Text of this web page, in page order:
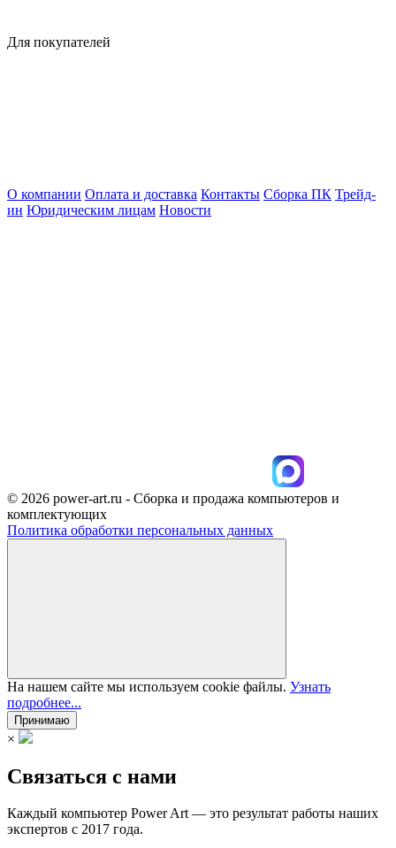
Для покупателей
О компании Оплата и доставка Контакты Сборка ПК Трейд-
ин Юридическим лицам Новости
© 2026 power-art.ru - Сборка и продажа компьютеров и
комплектующих
Политика обработки персональных данных
На нашем сайте мы используем cookie файлы. Узнать
подробнее...
Принимаю
×
Связаться с нами
Каждый компьютер Power Art — это результат работы наших
экспертов с 2017 года.